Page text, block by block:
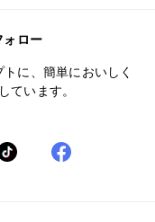
ォロー
に、簡単においしく
ています。